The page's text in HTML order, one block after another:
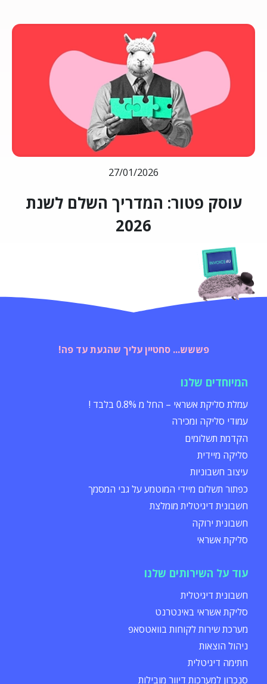
27/01/2026
עוסק פטור: המדריך השלם לשנת
2026
פששש... סחטיין עליך שהגעת עד פה!
המיוחדים שלנו
עמלת סליקת אשראי – החל מ 0.8% בלבד !
עמודי סליקה ומכירה
הקדמת תשלומים
סליקה מיידית
עיצוב חשבוניות
כפתור תשלום מיידי המוטמע על גבי המסמך
חשבונית דיגיטלית מומלצת
חשבונית ירוקה
סליקת אשראי
עוד על השירותים שלנו
חשבונית דיגיטלית
סליקת אשראי באינטרנט
מערכת שירות לקוחות בוואטסאפ
ניהול הוצאות
חתימה דיגיטלית
סנכרון למערכות דיוור מובילות